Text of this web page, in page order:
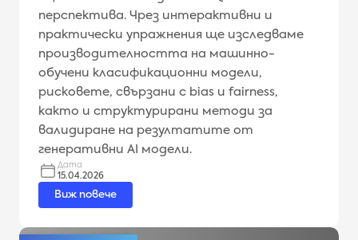
перспектива. Чрез интерактивни и
практически упражнения ще изследваме
производителността на машинно-
обучени класификационни модели,
рисковете, свързани с bias и fairness,
както и структурирани методи за
валидиране на резултатите от
генеративни AI модели.
Дата
15.04.2026
Виж повече